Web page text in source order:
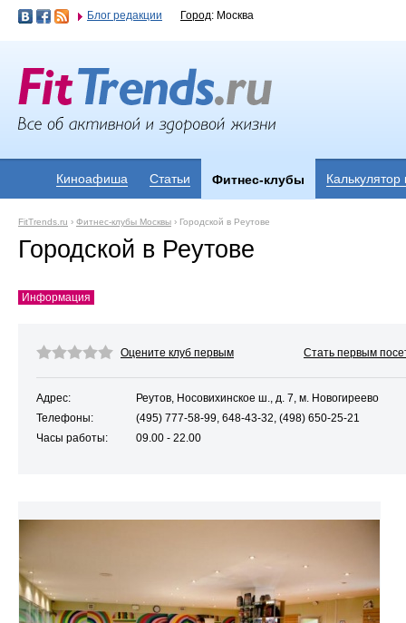
Блог редакции Город: Москва
Киноафиша Статьи Фитнес-клубы Калькулятор
FitTrends.ru › Фитнес-клубы Москвы › Городской в Реутове
Городской в Реутове
Информация
Оцените клуб первым Стать первым
Адрес:
Реутов, Носовихинское ш., д. 7, м. Новогиреево
Телефоны:
(495) 777-58-99, 648-43-32, (498) 650-25-21
Часы работы:
09.00 - 22.00